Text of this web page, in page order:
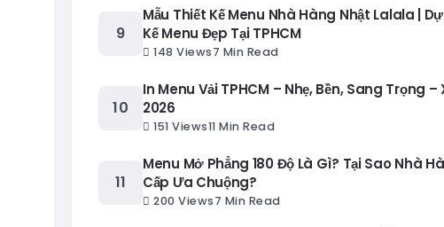
Mẫu Thiết Kế Menu Nhà Hàng Nhật Lalala |
Kế Menu Đẹp Tại TPHCM
148 Views7 Min Read
In Menu Vải TPHCM – Nhẹ, Bền, Sang Trọng
2026
151 Views11 Min Read
Menu Mở Phẳng 180 Độ Là Gì? Tại Sao Nhà
Cấp Ưa Chuộng?
200 Views7 Min Read